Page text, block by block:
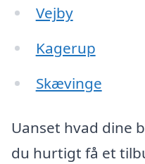
Vejby
Kagerup
Skævinge
Uanset hvad dine
du hurtigt få et